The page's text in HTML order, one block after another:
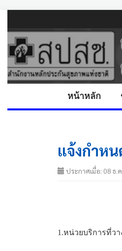
หน้าหลัก
แจ้งกำห
ประกาศเมื่อ: 08
1.หน่วยบริการที่ว